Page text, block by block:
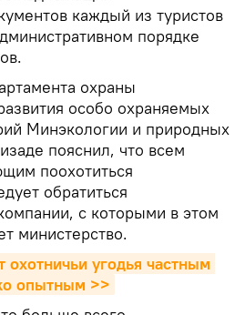
каждый из туристов
порядке
охраны
особо охраняемых
Минэкологии и природных
пояснил, что всем
поохотиться
обратиться
с которыми в этом
министерство.
охотничьи угодья частным
опытным >>